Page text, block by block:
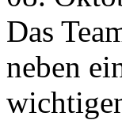
Das
neben